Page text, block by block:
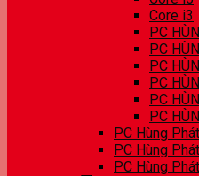
Core i3
PC
PC
PC
PC
PC
PC
PC Hùng Phát
PC Hùng
PC Hùng